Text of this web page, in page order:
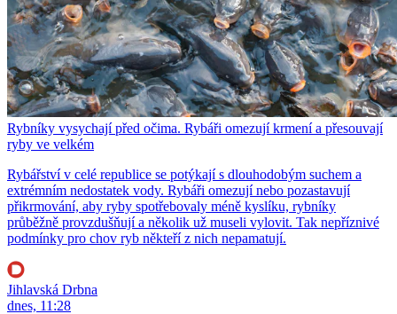
Rybníky vysychají před očima. Rybáři omezují krmení a přesouvají
ryby ve velkém
Rybářství v celé republice se potýkají s dlouhodobým suchem a
extrémním nedostatek vody. Rybáři omezují nebo pozastavují
přikrmování, aby ryby spotřebovaly méně kyslíku, rybníky
průběžně provzdušňují a několik už museli vylovit. Tak nepříznivé
podmínky pro chov ryb někteří z nich nepamatují.
Jihlavská Drbna
dnes, 11:28